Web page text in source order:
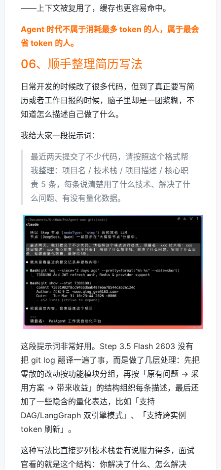
——上下文被复用了，缓存也更容易命中。
Agent 时代不属于消耗最多 token 的人，属于最会
省 token 的人。
06、顺手整理简历写法
日常开发的时候改了很多代码，但到了真正要写简
历或者工作日报的时候，脑子里却是一团浆糊，不
知道怎么描述自己做了什么。
我给大家一段提示词：
最近两天提交了不少代码，请按照这个格式帮
我整理：项目名 / 技术栈 / 项目描述 / 核心职
责 5 条，每条说清楚用了什么技术、解决了什
么问题、有没有量化数据。
这段提示词非常好用。Step 3.5 Flash 2603 没有
把 git log 翻译一遍了事，而是做了几层处理：先把
零散的改动按功能模块分组，再按「原有问题 → 采
用方案 → 带来收益」的结构组织每条描述，最后还
加了一些隐含的量化表达，比如「支持
DAG/LangGraph 双引擎模式」、「支持跨实例
token 刷新」。
这种写法比直接罗列技术栈要有说服力得多，面试
官看的就是这个结构：你解决了什么、怎么解决